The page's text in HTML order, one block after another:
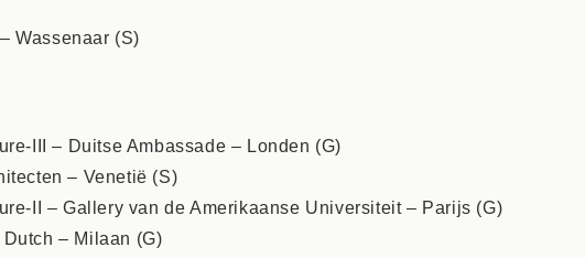
Wassenaar (S)
III – Duitse Ambassade – Londen (G)
– Venetië (S)
II – Gallery van de Amerikaanse Universiteit – Parijs (G)
– Milaan (G)